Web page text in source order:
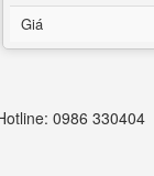
Giá
0986 330404